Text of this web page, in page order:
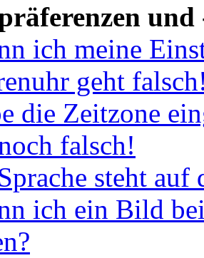
und
ich meine
geht
die Zeitzone
falsch!
steht
ich ein Bild